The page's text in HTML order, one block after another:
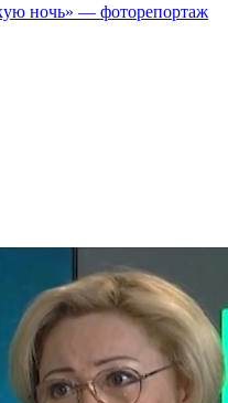
ночь» — фоторепортаж